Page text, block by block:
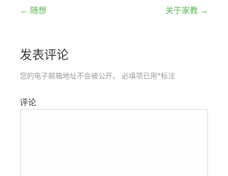
文
导
航
← 随想 关于家教 →
发表评论
您的电子邮箱地址不会被公开。 必填项已用*标注
评论